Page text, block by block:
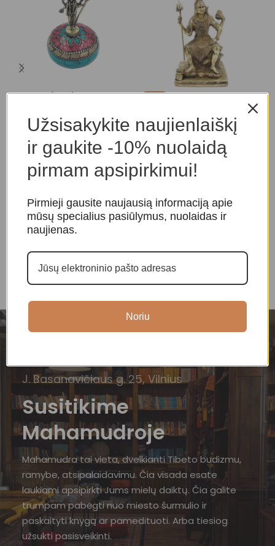
Trimūrti (mini)
Dievybės, Indiškos dievybės
Dievybės, Indiškos dievybės
210,00 €170,00
J. Basanavičiaus g. 25, Vilnius
Susitikime
Mahamudroje
Mahamudra tai vieta, dvelkianti Tibeto budizmu,
ramybe, atsipalaidavimu. Čia visada esate
laukiami apsipirkti Jums mielų daiktų. Čia galite
trumpam pabėgti nuo miesto šurmulio ir
paskaityti knygą ar pamedituoti. Arba tiesiog
užsukti pasisveikinti.
Užsisakykite naujienlaiškį
ir gaukite -10% nuolaidą
pirmam apsipirkimui!
Pirmieji gausite naujausią informaciją apie
mūsų specialius pasiūlymus, nuolaidas ir
naujienas.
Noriu